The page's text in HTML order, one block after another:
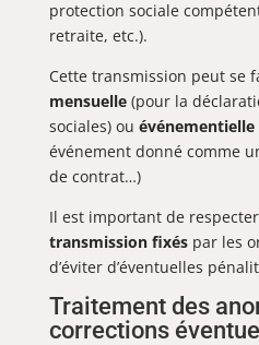
protection sociale
retraite, etc.).
Cette transmission peut se
mensuelle (pour la
sociales) ou événementielle
événement donné comme
de contrat…)
Il est important de
transmission fixéspar les
d’éviter d’éventuelles
Traitement des
corrections